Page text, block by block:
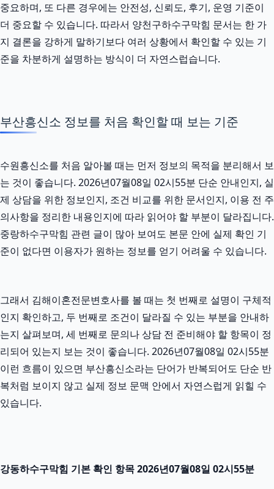
중요하며, 또 다른 경우에는 안전성, 신뢰도, 후기, 운영 기준이
더 중요할 수 있습니다. 따라서 양천구하수구막힘 문서는 한 가
지 결론을 강하게 말하기보다 여러 상황에서 확인할 수 있는 기
준을 차분하게 설명하는 방식이 더 자연스럽습니다.
부산흥신소 정보를 처음 확인할 때 보는 기준
수원흥신소를 처음 알아볼 때는 먼저 정보의 목적을 분리해서 보
는 것이 좋습니다. 2026년07월08일 02시55분 단순 안내인지, 실
제 상담을 위한 정보인지, 조건 비교를 위한 문서인지, 이용 전 주
의사항을 정리한 내용인지에 따라 읽어야 할 부분이 달라집니다.
중랑하수구막힘 관련 글이 많아 보여도 본문 안에 실제 확인 기
준이 없다면 이용자가 원하는 정보를 얻기 어려울 수 있습니다.
그래서 김해이혼전문변호사를 볼 때는 첫 번째로 설명이 구체적
인지 확인하고, 두 번째로 조건이 달라질 수 있는 부분을 안내하
는지 살펴보며, 세 번째로 문의나 상담 전 준비해야 할 항목이 정
리되어 있는지 보는 것이 좋습니다. 2026년07월08일 02시55분
이런 흐름이 있으면 부산흥신소라는 단어가 반복되어도 단순 반
복처럼 보이지 않고 실제 정보 문맥 안에서 자연스럽게 읽힐 수
있습니다.
강동하수구막힘 기본 확인 항목 2026년07월08일 02시55분